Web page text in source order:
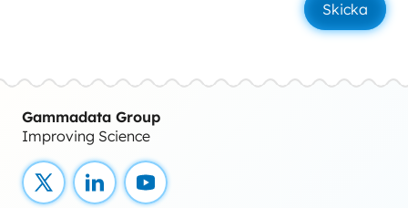
Gammadata Group
Improving Science
X LinkedInYouTube